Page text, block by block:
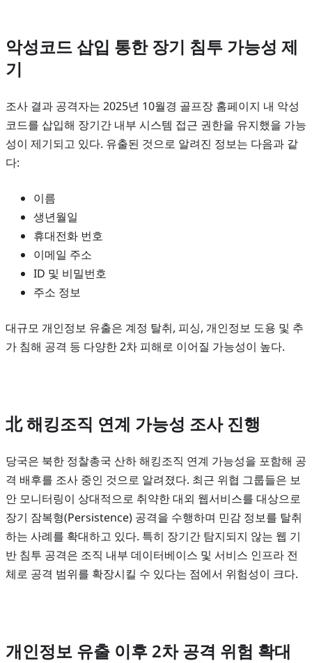
악성코드 삽입 통한 장기 침투 가능성 제
기
조사 결과 공격자는 2025년 10월경 골프장 홈페이지 내 악성
코드를 삽입해 장기간 내부 시스템 접근 권한을 유지했을 가능
성이 제기되고 있다. 유출된 것으로 알려진 정보는 다음과 같
다:
이름
생년월일
휴대전화 번호
이메일 주소
ID 및 비밀번호
주소 정보
대규모 개인정보 유출은 계정 탈취, 피싱, 개인정보 도용 및 추
가 침해 공격 등 다양한 2차 피해로 이어질 가능성이 높다.
北 해킹조직 연계 가능성 조사 진행
당국은 북한 정찰총국 산하 해킹조직 연계 가능성을 포함해 공
격 배후를 조사 중인 것으로 알려졌다. 최근 위협 그룹들은 보
안 모니터링이 상대적으로 취약한 대외 웹서비스를 대상으로
장기 잠복형(Persistence) 공격을 수행하며 민감 정보를 탈취
하는 사례를 확대하고 있다. 특히 장기간 탐지되지 않는 웹 기
반 침투 공격은 조직 내부 데이터베이스 및 서비스 인프라 전
체로 공격 범위를 확장시킬 수 있다는 점에서 위험성이 크다.
개인정보 유출 이후 2차 공격 위험 확대